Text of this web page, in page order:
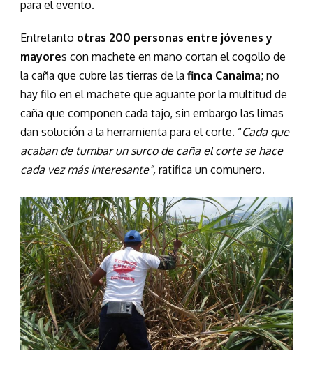
para el evento.
Entretanto otras 200 personas entre jóvenes y
mayores con machete en mano cortan el cogollo de
la caña que cubre las tierras de la finca Canaima; no
hay filo en el machete que aguante por la multitud de
caña que componen cada tajo, sin embargo las limas
dan solución a la herramienta para el corte. “Cada que
acaban de tumbar un surco de caña el corte se hace
cada vez más interesante”, ratifica un comunero.